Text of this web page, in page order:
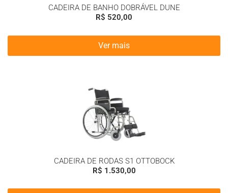
CADEIRA DE BANHO DOBRÁVEL DUNE
R$ 520,00
Ver mais
CADEIRA DE RODAS S1 OTTOBOCK
R$ 1.530,00